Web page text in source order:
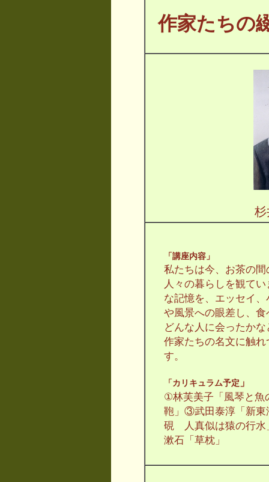
作家たちの
「講座内容」
私たちは今、お茶の
人々の暮らしを観て
な記憶を、エッセイ
や風景への眼差し、
どんな人に会ったか
作家たちの名文に触
す。
「カリキュラム予定 」
①林芙美子「風琴と
鞄」③武田泰淳「新
硯 人真似は猿の行
漱石「草枕」